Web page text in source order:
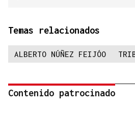
Temas relacionados
ALBERTO NÚÑEZ FEIJÓO
Contenido patrocinado